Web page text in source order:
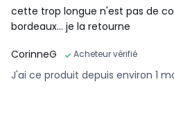
cette trop longue n'est pas de
bordeaux... je la retourne
CorinneG
Acheteur vérifié
J'ai ce produit depuis environ 1